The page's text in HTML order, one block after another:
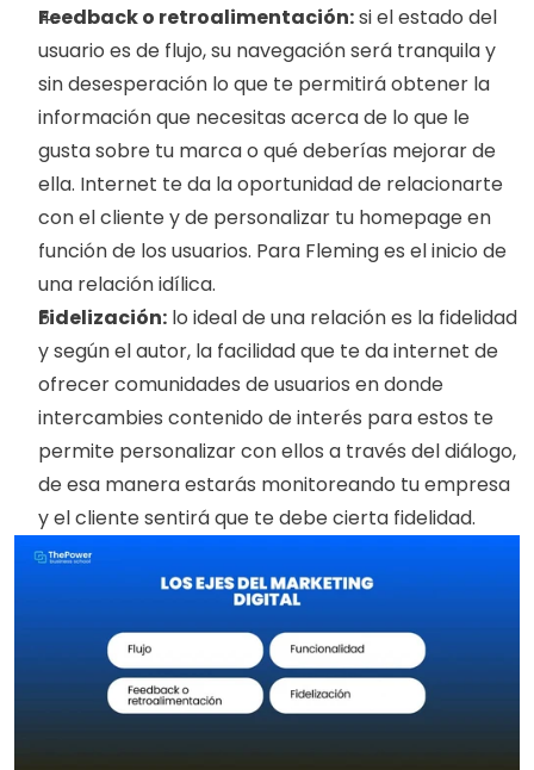
Feedback o retroalimentación: si el estado del
usuario es de flujo, su navegación será tranquila y
sin desesperación lo que te permitirá obtener la
información que necesitas acerca de lo que le
gusta sobre tu marca o qué deberías mejorar de
ella. Internet te da la oportunidad de relacionarte
con el cliente y de personalizar tu homepage en
función de los usuarios. Para Fleming es el inicio de
una relación idílica.
Fidelización: lo ideal de una relación es la fidelidad
y según el autor, la facilidad que te da internet de
ofrecer comunidades de usuarios en donde
intercambies contenido de interés para estos te
permite personalizar con ellos a través del diálogo,
de esa manera estarás monitoreando tu empresa
y el cliente sentirá que te debe cierta fidelidad.